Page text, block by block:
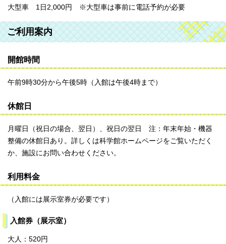
大型車 1日2,000円 ※大型車は事前に電話予約が必要
ご利用案内
開館時間
午前9時30分から午後5時（入館は午後4時まで）
休館日
月曜日（祝日の場合、翌日）、祝日の翌日 注：年末年始・機器
整備の休館日あり。詳しくは科学館ホームページをご覧いただく
か、施設にお問い合わせください。
利用料金
（入館には展示室券が必要です）
入館券（展示室）
大人：520円